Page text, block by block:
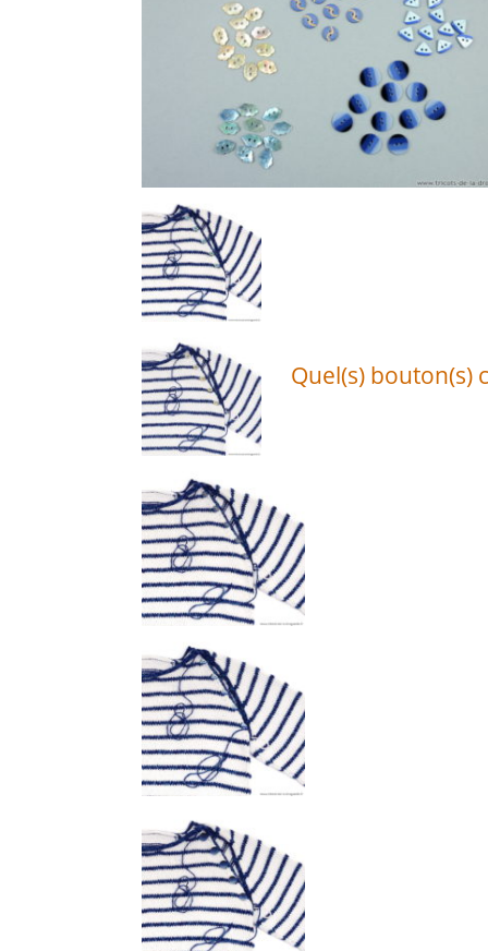
Quel(s) bouton(s)